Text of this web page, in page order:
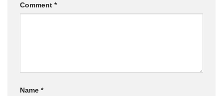
Comment *
Name *